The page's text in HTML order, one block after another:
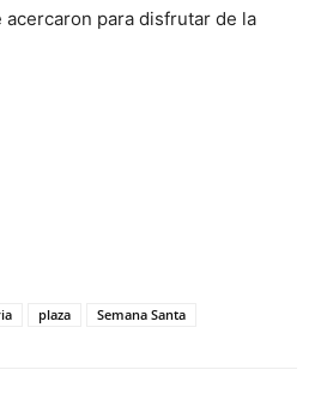
para disfrutar de la
plaza Semana Santa